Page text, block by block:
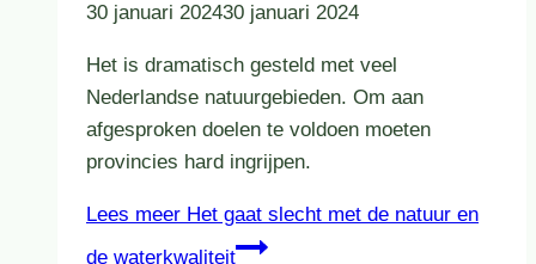
30 januari 202430 januari 2024
Het is dramatisch gesteld met veel
Nederlandse natuurgebieden. Om aan
afgesproken doelen te voldoen moeten
provincies hard ingrijpen.
Lees meer Het gaat slecht met de natuur en
de waterkwaliteit